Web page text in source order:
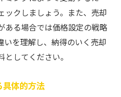
ックしましょう。また、売却
ある場合では価格設定の戦略
いを理解し、納得のいく売却
してください。
体的方法